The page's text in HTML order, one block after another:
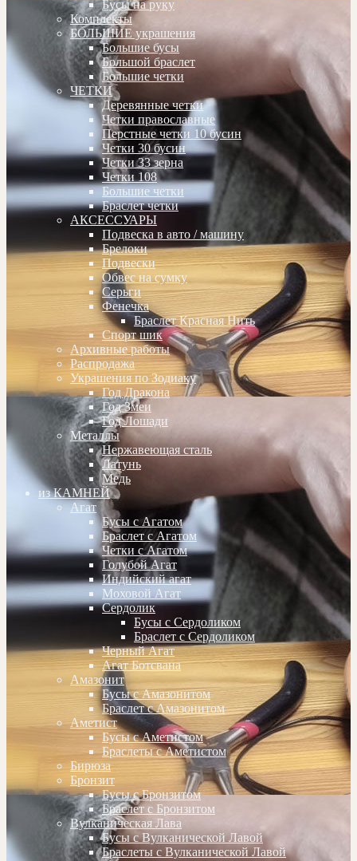
Бусы на руку
Комплекты
БОЛЬШИЕ украшения
Большие бусы
Большой браслет
Большие четки
ЧЕТКИ
Деревянные четки
Четки православные
Перстные четки 10 бусин
Четки 30 бусин
Четки 33 зерна
Четки 108
Большие четки
Браслет четки
АКСЕССУАРЫ
Подвеска в авто / машину
Брелоки
Подвески
Обвес на сумку
Серьги
Фенечка
Браслет Красная Нить
Спорт шик
Архивные работы
Распродажа
Украшения по Зодиаку
Год Дракона
Год Змеи
Год Лошади
Металлы
Нержавеющая сталь
Латунь
Медь
из КАМНЕЙ
Агат
Бусы с Агатом
Браслет с Агатом
Четки с Агатом
Голубой Агат
Индийский агат
Моховой Агат
Сердолик
Бусы с Сердоликом
Браслет с Сердоликом
Черный Агат
Агат Ботсвана
Амазонит
Бусы с Амазонитом
Браслет с Амазонитом
Аметист
Бусы с Аметистом
Браслеты с Аметистом
Бирюза
Бронзит
Бусы с Бронзитом
Браслет с Бронзитом
Вулканическая Лава
Бусы с Вулканической Лавой
Браслеты с Вулканической Лавой